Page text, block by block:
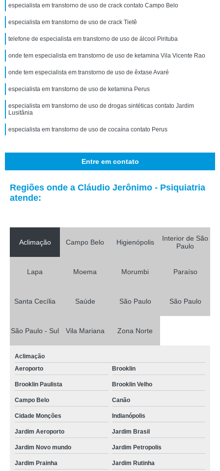
especialista em transtorno de uso de crack contato Campo Belo
especialista em transtorno de uso de crack Tietê
telefone de especialista em transtorno de uso de álcool Pirituba
onde tem especialista em transtorno de uso de ketamina Vila Vicente Rao
onde tem especialista em transtorno de uso de êxtase Avaré
especialista em transtorno de uso de ketamina Perus
especialista em transtorno de uso de drogas sintéticas contato Jardim
Lusitânia
especialista em transtorno de uso de cocaína contato Perus
Entre em contato
Regiões onde a Cláudio Jerônimo - Psiquiatria
atende:
Aclimação Campo Belo Higienópolis
Interior de São
Paulo
Lapa Moema Morumbi Paraíso
Santa Cecília Saúde São Paulo São Paulo
São Paulo - Sul Vila Mariana Zona Norte
Aclimação
Aeroporto
Brooklin
Brooklin Paulista Brooklin Velho
Campo Belo Canão
Cidade Monções Indianópolis
Jardim Aeroporto Jardim Brasil
Jardim Novo mundo Jardim Petropolis
Jardim Prainha Jardim Rutinha